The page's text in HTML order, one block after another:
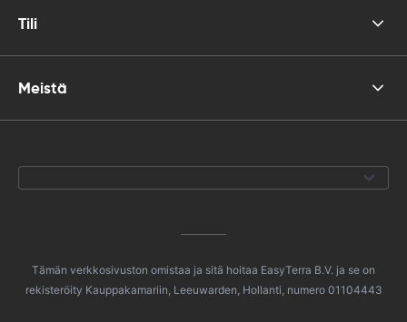
Tili
Meistä
Tämän verkkosivuston omistaa ja sitä hoitaa EasyTerra B.V. ja se on
rekisteröity Kauppakamariin, Leeuwarden, Hollanti, numero 01104443